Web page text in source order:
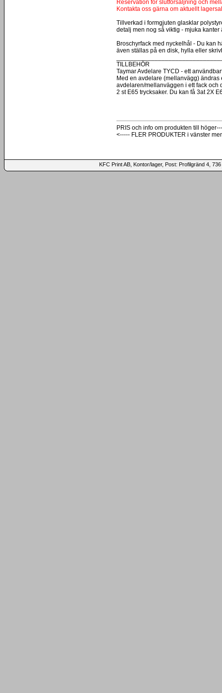
Reservation för slutförsäljning och
Kontakta oss gärna om aktuellt
Tillverkad i formgjuten glasklar
detalj men nog så viktig - mjuka kanter
Broschyrfack med nyckelhål - Du kan
även ställas på en disk, hylla eller
TILLBEHÖR
Taymar Avdelare TYCD - ett
Med en avdelare (mellanvägg) ändras
avdelaren/mellanväggen i ett fack och
2 st E65 trycksaker. Du kan få 3at 2X
PRIS och info om produkten till
<----- FLER PRODUKTER i vänster
KFC Print AB, Kontor/lager, Post: Profilgränd 4,